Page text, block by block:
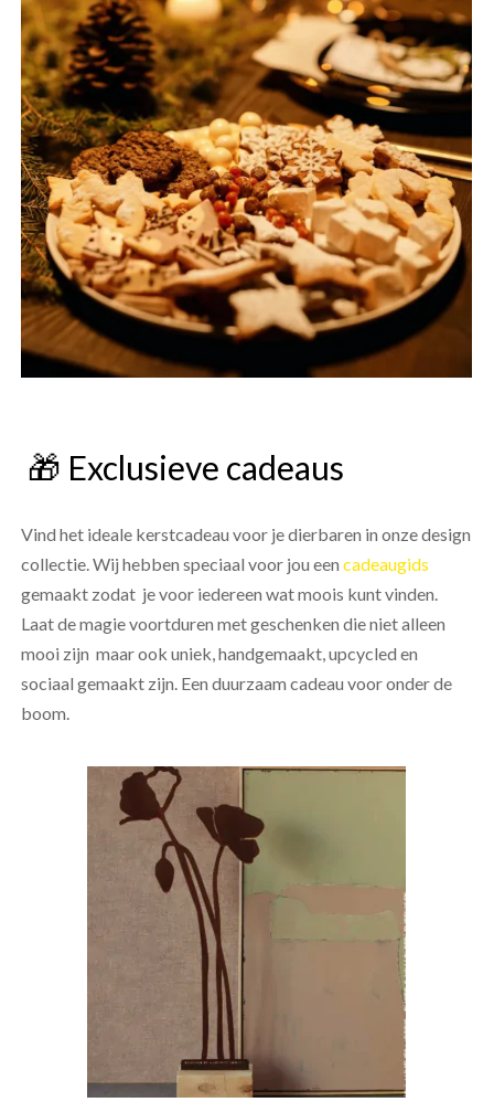
🎁 Exclusieve cadeaus
Vind het ideale kerstcadeau voor je dierbaren in onze design
collectie. Wij hebben speciaal voor jou een cadeaugids
gemaakt zodat je voor iedereen wat moois kunt vinden.
Laat de magie voortduren met geschenken die niet alleen
mooi zijn maar ook uniek, handgemaakt, upcycled en
sociaal gemaakt zijn. Een duurzaam cadeau voor onder de
boom.